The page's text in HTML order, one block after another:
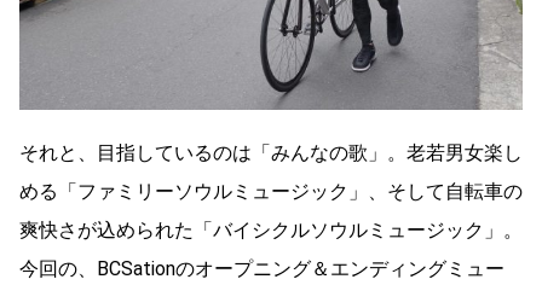
それと、目指しているのは「みんなの歌」。老若男女楽し
める「ファミリーソウルミュージック」、そして自転車の
爽快さが込められた「バイシクルソウルミュージック」。
今回の、BCSationのオープニング＆エンディングミュー